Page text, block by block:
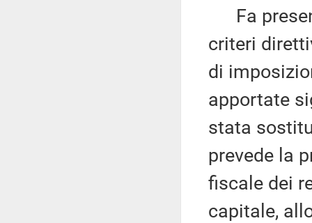
Fa
criteri
di
apportate
stata
prevede la
fiscale dei
capitale,